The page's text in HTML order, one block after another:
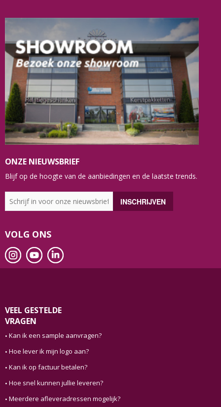
ONZE NIEUWSBRIEF
Blijf op de hoogte van de aanbiedingen en de laatste trends.
VOLG ONS
VEEL GESTELDE
VRAGEN
Kan ik een sample aanvragen?
Hoe lever ik mijn logo aan?
Kan ik op factuur betalen?
Hoe snel kunnen jullie leveren?
Meerdere afleveradressen mogelijk?